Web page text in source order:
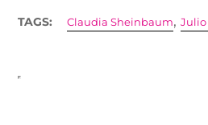
TAGS: Claudia Sheinbaum,Julio